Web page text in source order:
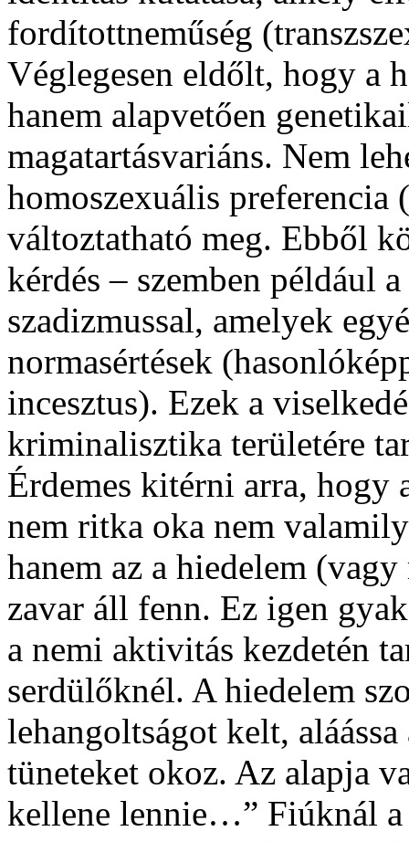
fordítottneműség
Véglegesen eldőlt, hogy a
hanem alapvetően
magatartásvariáns. Nem
homoszexuális preferencia
változtatható meg. Ebből
kérdés – szemben például
szadizmussal, amelyek
normasértések
incesztus). Ezek a
kriminalisztika területére
Érdemes kitérni arra, hogy
nem ritka oka nem
hanem az a hiedelem
zavar áll fenn. Ez igen
a nemi aktivitás kezdetén
serdülőknél. A hiedelem
lehangoltságot kelt,
tüneteket okoz. Az alapja
kellene lennie…” Fiúknál a